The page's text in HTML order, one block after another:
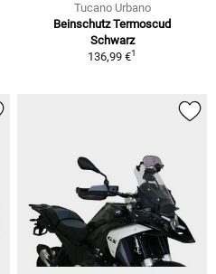
Tucano Urbano
Beinschutz Termoscud
Schwarz
136,99 €1